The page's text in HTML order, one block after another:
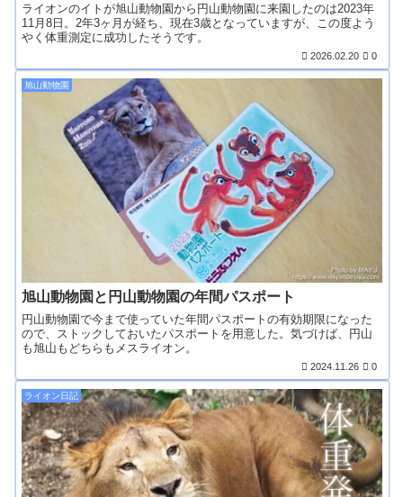
ライオンのイトが旭山動物園から円山動物園に来園したのは2023年
11月8日。2年3ヶ月が経ち、現在3歳となっていますが、この度よう
やく体重測定に成功したそうです。
2026.02.20 0
旭山動物園
旭山動物園と円山動物園の年間パスポート
円山動物園で今まで使っていた年間パスポートの有効期限になった
ので、ストックしておいたパスポートを用意した。気づけば、円山
も旭山もどちらもメスライオン。
2024.11.26 0
ライオン日記